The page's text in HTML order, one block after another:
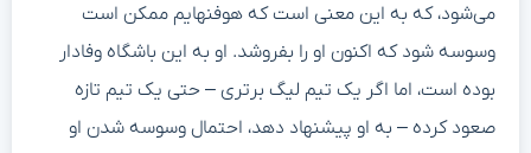
می‌شود، که به این معنی است که هوفنهایم ممکن است
وسوسه شود که اکنون او را بفروشد. او به این باشگاه وفادار
بوده است، اما اگر یک تیم لیگ برتری – حتی یک تیم تازه
صعود کرده – به او پیشنهاد دهد، احتمال وسوسه شدن او